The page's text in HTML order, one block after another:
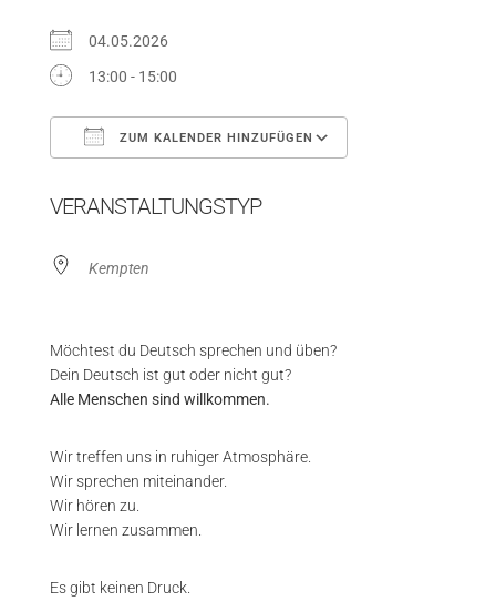
04.05.2026
13:00 - 15:00
ZUM KALENDER HINZUFÜGEN
VERANSTALTUNGSTYP
Kempten
Möchtest du Deutsch sprechen und üben?
Dein Deutsch ist gut oder nicht gut?
Alle Menschen sind willkommen.
Wir treffen uns in ruhiger Atmosphäre.
Wir sprechen miteinander.
Wir hören zu.
Wir lernen zusammen.
Es gibt keinen Druck.